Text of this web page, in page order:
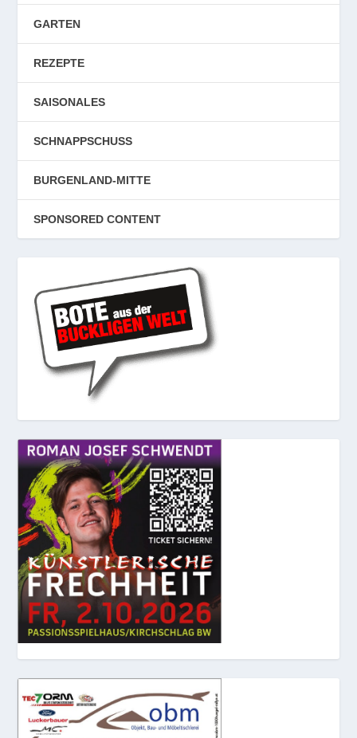
GARTEN
REZEPTE
SAISONALES
SCHNAPPSCHUSS
BURGENLAND-MITTE
SPONSORED CONTENT